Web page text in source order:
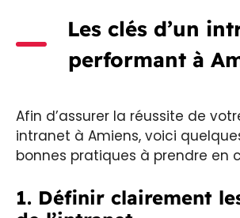
Les clés d’un
performant à
Afin d’assurer la réussite de
intranet à Amiens, voici
bonnes pratiques à prendre en
1. Définir clairement